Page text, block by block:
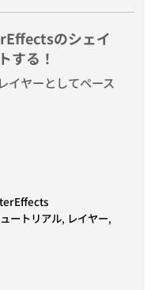
のシェイ
する！
ヤーとしてペース
ートリアル, レイヤー,